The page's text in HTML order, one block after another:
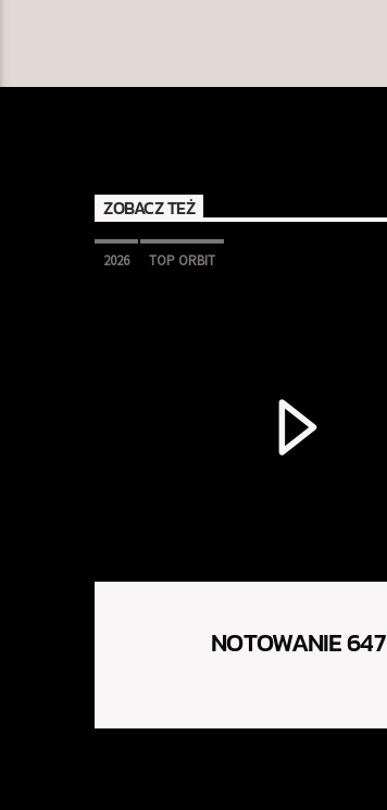
ZOBACZ TEŻ
2026 TOP ORBIT
NOTOWANIE 647